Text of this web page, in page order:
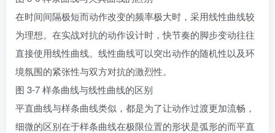
在时间间隔极短而动作改变的频率极大时，采用线性曲线较
为理想。在实战对抗的动作设计时，快节奏的脚步变动往往
直接使用线性曲线。线性曲线可以突出动作的随机性以及环
境氛围的紧张性与双方对抗的激烈性。
图 3-7 样条曲线与线性曲线的区别
平直曲线与样条曲线类似，都是为了让动作过渡更加流畅，
细微的区别在于样条曲线在极限位置的形状是弧形的而平直